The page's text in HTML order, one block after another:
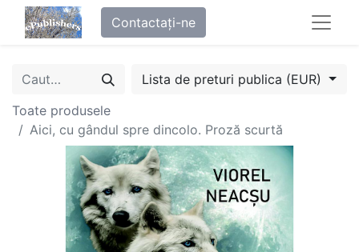
Contactați-ne
Lista de preturi publica (EUR)
Toate produsele
Aici, cu gândul spre dincolo. Proză scurtă